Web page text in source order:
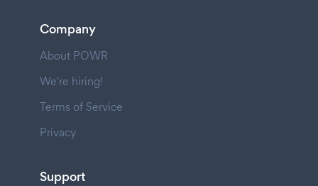
Company
About POWR
We're hiring!
Terms of Service
Privacy
Support